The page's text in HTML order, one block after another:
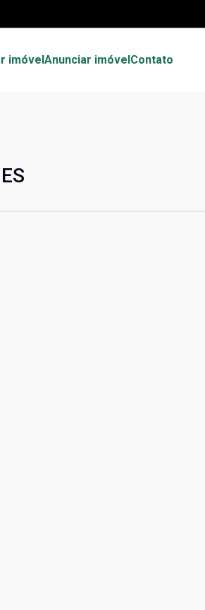
imóvelAnunciar imóvelContato